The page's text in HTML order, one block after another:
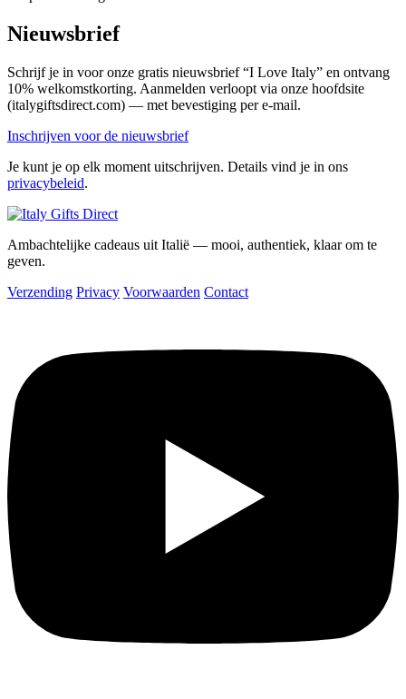
Nieuwsbrief
Schrijf je in voor onze gratis nieuwsbrief “I Love Italy” en ontvang
10% welkomstkorting. Aanmelden verloopt via onze hoofdsite
(italygiftsdirect.com) — met bevestiging per e-mail.
Inschrijven voor de nieuwsbrief
Je kunt je op elk moment uitschrijven. Details vind je in ons
privacybeleid.
Ambachtelijke cadeaus uit Italië — mooi, authentiek, klaar om te
geven.
Verzending Privacy Voorwaarden Contact